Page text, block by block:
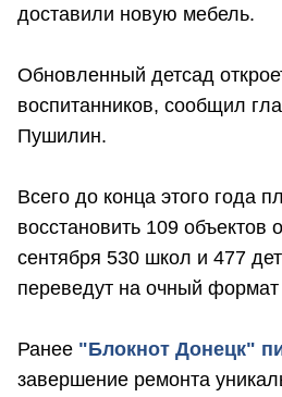
доставили новую мебель.
Обновленный детсад
воспитанников, сообщил
Пушилин.
Всего до конца этого года
восстановить 109 объектов
сентября 530 школ и 477
переведут на очный формат
Ранее "Блокнот Донецк"
завершение ремонта